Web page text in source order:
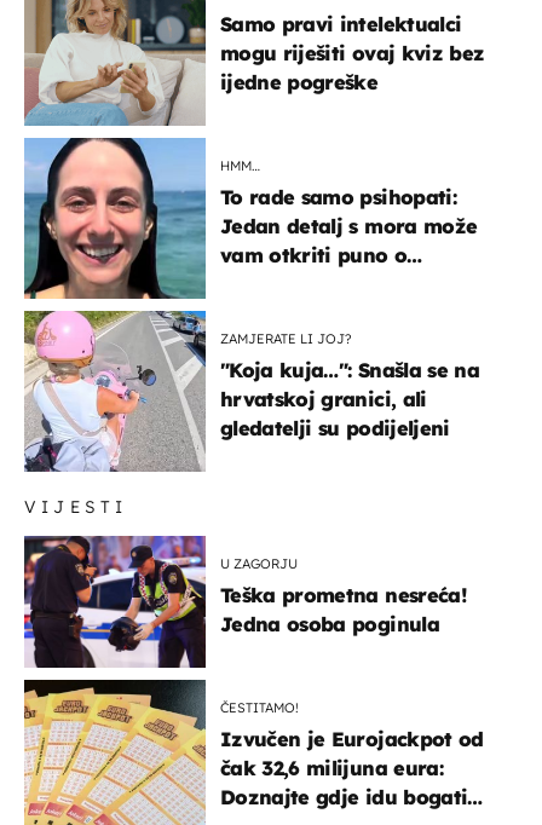
VIJESTI
U ZAGORJU
Teška prometna nesreća!
Jedna osoba poginula
ČESTITAMO!
Izvučen je Eurojackpot od
čak 32,6 milijuna eura:
Doznajte gdje idu bogati
Samo pravi intelektualci
mogu riješiti ovaj kviz bez
ijedne pogreške
HMM…
To rade samo psihopati:
Jedan detalj s mora može
vam otkriti puno o
ZAMJERATE LI JOJ?
"Koja kuja…": Snašla se na
hrvatskoj granici, ali
gledatelji su podijeljeni